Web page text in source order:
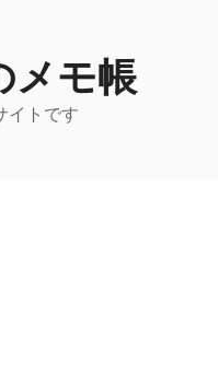
メモ帳
イトです